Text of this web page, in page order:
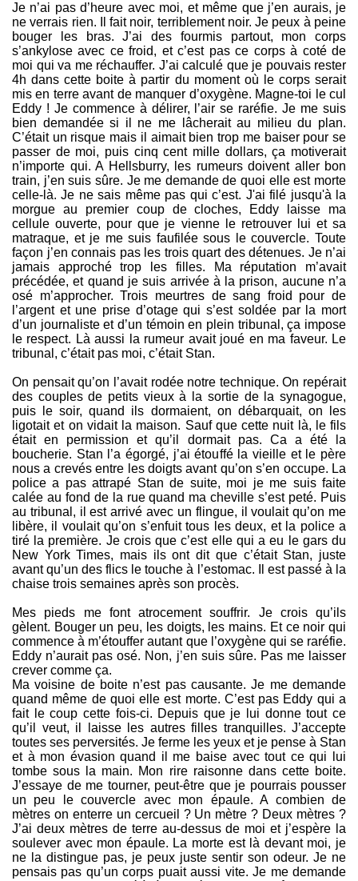
Je n’ai pas d’heure avec moi, et même que j’en aurais, je
ne verrais rien. Il fait noir, terriblement noir. Je peux à peine
bouger les bras. J’ai des fourmis partout, mon corps
s’ankylose avec ce froid, et c’est pas ce corps à coté de
moi qui va me réchauffer. J’ai calculé que je pouvais rester
4h dans cette boite à partir du moment où le corps serait
mis en terre avant de manquer d’oxygène. Magne-toi le cul
Eddy ! Je commence à délirer, l’air se raréfie. Je me suis
bien demandée si il ne me lâcherait au milieu du plan.
C’était un risque mais il aimait bien trop me baiser pour se
passer de moi, puis cinq cent mille dollars, ça motiverait
n’importe qui. A Hellsburry, les rumeurs doivent aller bon
train, j’en suis sûre. Je me demande de quoi elle est morte
celle-là. Je ne sais même pas qui c’est. J'ai filé jusqu'à la
morgue au premier coup de cloches, Eddy laisse ma
cellule ouverte, pour que je vienne le retrouver lui et sa
matraque, et je me suis faufilée sous le couvercle. Toute
façon j’en connais pas les trois quart des détenues. Je n’ai
jamais approché trop les filles. Ma réputation m’avait
précédée, et quand je suis arrivée à la prison, aucune n’a
osé m’approcher. Trois meurtres de sang froid pour de
l’argent et une prise d’otage qui s’est soldée par la mort
d’un journaliste et d’un témoin en plein tribunal, ça impose
le respect. Là aussi la rumeur avait joué en ma faveur. Le
tribunal, c’était pas moi, c’était Stan.
On pensait qu’on l’avait rodée notre technique. On repérait
des couples de petits vieux à la sortie de la synagogue,
puis le soir, quand ils dormaient, on débarquait, on les
ligotait et on vidait la maison. Sauf que cette nuit là, le fils
était en permission et qu’il dormait pas. Ca a été la
boucherie. Stan l’a égorgé, j’ai étouffé la vieille et le père
nous a crevés entre les doigts avant qu’on s’en occupe. La
police a pas attrapé Stan de suite, moi je me suis faite
calée au fond de la rue quand ma cheville s’est peté. Puis
au tribunal, il est arrivé avec un flingue, il voulait qu’on me
libère, il voulait qu’on s’enfuit tous les deux, et la police a
tiré la première. Je crois que c’est elle qui a eu le gars du
New York Times, mais ils ont dit que c’était Stan, juste
avant qu’un des flics le touche à l’estomac. Il est passé à la
chaise trois semaines après son procès.
Mes pieds me font atrocement souffrir. Je crois qu’ils
gèlent. Bouger un peu, les doigts, les mains. Et ce noir qui
commence à m’étouffer autant que l’oxygène qui se raréfie.
Eddy n’aurait pas osé. Non, j’en suis sûre. Pas me laisser
crever comme ça.
Ma voisine de boite n’est pas causante. Je me demande
quand même de quoi elle est morte. C’est pas Eddy qui a
fait le coup cette fois-ci. Depuis que je lui donne tout ce
qu’il veut, il laisse les autres filles tranquilles. J’accepte
toutes ses perversités. Je ferme les yeux et je pense à Stan
et à mon évasion quand il me baise avec tout ce qui lui
tombe sous la main. Mon rire raisonne dans cette boite.
J’essaye de me tourner, peut-être que je pourrais pousser
un peu le couvercle avec mon épaule. A combien de
mètres on enterre un cercueil ? Un mètre ? Deux mètres ?
J’ai deux mètres de terre au-dessus de moi et j’espère la
soulever avec mon épaule. La morte est là devant moi, je
ne la distingue pas, je peux juste sentir son odeur. Je ne
pensais pas qu’un corps puait aussi vite. Je me demande